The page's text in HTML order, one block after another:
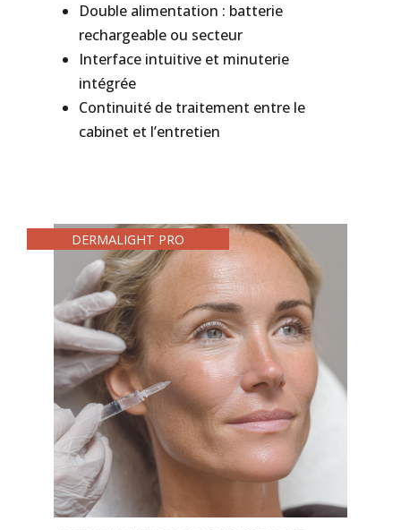
Double alimentation : batterie
rechargeable ou secteur
Interface intuitive et minuterie
intégrée
Continuité de traitement entre le
cabinet et l’entretien
DERMALIGHT PRO